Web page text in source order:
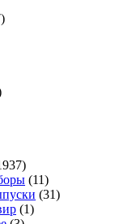
(11)
(31)
(1)